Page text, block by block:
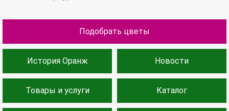
Подобрать цветы
История Оранж Новости
Товары и услуги Каталог